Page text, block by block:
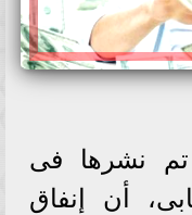
نشرها فى
أن إنفاق